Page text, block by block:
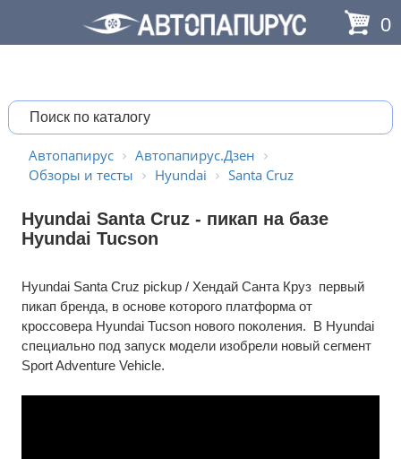
0
Автопапирус
Автопапирус.Дзен
Обзоры и тесты
Hyundai Santa Cruz
Hyundai Santa Cruz - пикап на базе
Hyundai Tucson
Hyundai Santa Cruz pickup / Хендай Санта Круз первый
пикап бренда, в основе которого платформа от
кроссовера Hyundai Tucson нового поколения. В Hyundai
специально под запуск модели изобрели новый сегмент
Sport Adventure Vehicle.